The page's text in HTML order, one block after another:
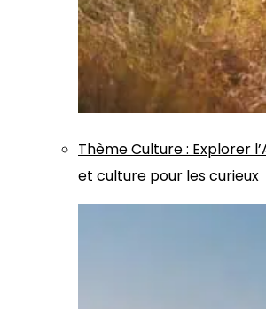
ThèmeCulture: Explorer
et culture pour les curieux